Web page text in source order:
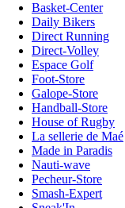
Basket-Center
Daily Bikers
Direct Running
Direct-Volley
Espace Golf
Foot-Store
Galope-Store
Handball-Store
House of Rugby
La sellerie de Maé
Made in Paradis
Nauti-wave
Pecheur-Store
Smash-Expert